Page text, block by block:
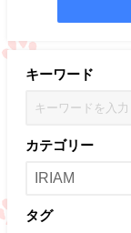
キーワード
カテゴリー
タグ